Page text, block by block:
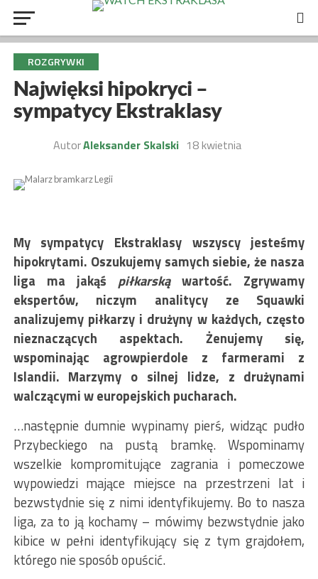
ROZGRYWKI
Najwięksi hipokryci –
sympatycy Ekstraklasy
AutorAleksander Skalski 18 kwietnia
My sympatycy Ekstraklasy wszyscy jesteśmy
hipokrytami. Oszukujemy samych siebie, że nasza
liga ma jakąś piłkarskąwartość. Zgrywamy
ekspertów, niczym analitycy ze Squawki
analizujemy piłkarzy i drużyny w każdych, często
nieznaczących aspektach. Żenujemy się,
wspominając agrowpierdole z farmerami z
Islandii. Marzymy o silnej lidze, z drużynami
walczącymi w europejskich pucharach.
…następnie dumnie wypinamy pierś, widząc pudło
Przybeckiego na pustą bramkę. Wspominamy
wszelkie kompromitujące zagrania i pomeczowe
wypowiedzi mające miejsce na przestrzeni lat i
bezwstydnie się z nimi identyfikujemy. Bo to nasza
liga, za to ją kochamy – mówimy bezwstydnie jako
kibice w pełni identyfikujący się z tym grajdołem,
którego nie sposób opuścić.